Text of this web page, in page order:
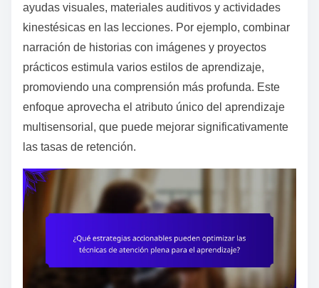
ayudas visuales, materiales auditivos y actividades
kinestésicas en las lecciones. Por ejemplo, combinar
narración de historias con imágenes y proyectos
prácticos estimula varios estilos de aprendizaje,
promoviendo una comprensión más profunda. Este
enfoque aprovecha el atributo único del aprendizaje
multisensorial, que puede mejorar significativamente
las tasas de retención.